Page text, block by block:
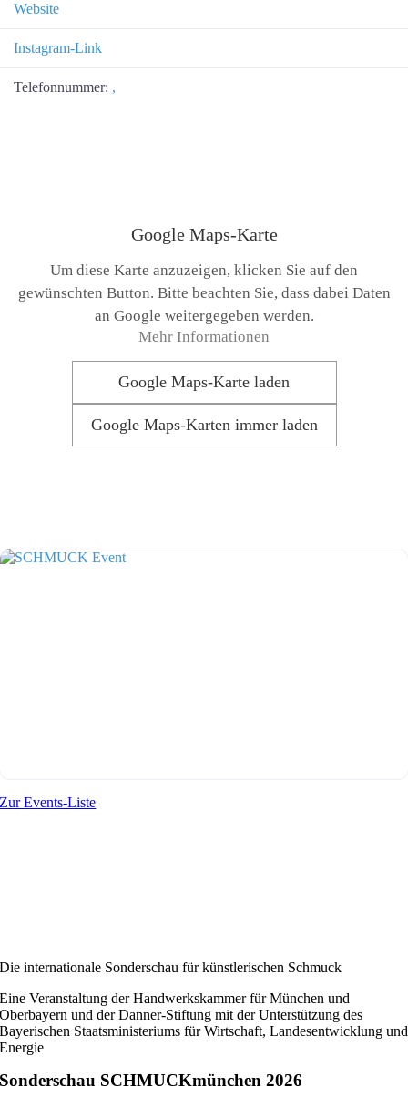
Website
Instagram-Link
Telefonnummer: ,
Google Maps-Karte
Um diese Karte anzuzeigen, klicken Sie auf den
gewünschten Button. Bitte beachten Sie, dass dabei Daten
an Google weitergegeben werden.
Mehr Informationen
Google Maps-Karte laden
Google Maps-Karten immer laden
Zur Events-Liste
Die internationale Sonderschau für künstlerischen Schmuck
Eine Veranstaltung der Handwerkskammer für München und
Oberbayern und der Danner-Stiftung mit der Unterstützung des
Bayerischen Staatsministeriums für Wirtschaft, Landesentwicklung und
Energie
Sonderschau SCHMUCKmünchen 2026